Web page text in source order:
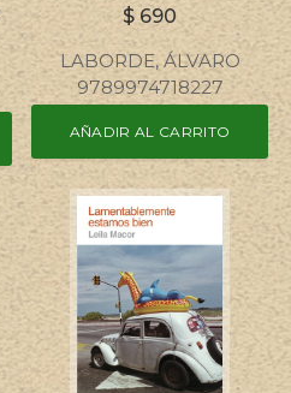
$ 690
LABORDE, ÁLVARO
9789974718227
AÑADIR AL CARRITO